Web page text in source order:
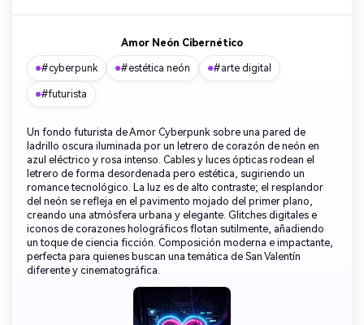
Amor Neón Cibernético
#cyberpunk #estética neón #arte digital
#futurista
Un fondo futurista de Amor Cyberpunk sobre una pared de
ladrillo oscura iluminada por un letrero de corazón de neón en
azul eléctrico y rosa intenso. Cables y luces ópticas rodean el
letrero de forma desordenada pero estética, sugiriendo un
romance tecnológico. La luz es de alto contraste; el resplandor
del neón se refleja en el pavimento mojado del primer plano,
creando una atmósfera urbana y elegante. Glitches digitales e
iconos de corazones holográficos flotan sutilmente, añadiendo
un toque de ciencia ficción. Composición moderna e impactante,
perfecta para quienes buscan una temática de San Valentín
diferente y cinematográfica.